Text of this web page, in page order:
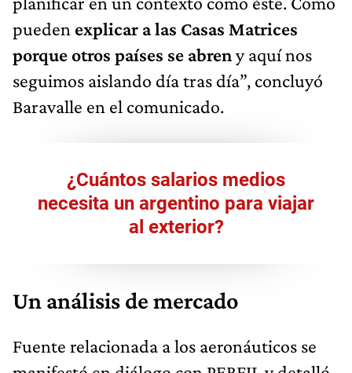
pueden explicar a las Casas Matrices
porque otros países se abreny aquí nos
seguimos aislando día tras día”, concluyó
Baravalle en el comunicado.
¿Cuántos salarios medios
necesita un argentino para viajar
al exterior?
Un análisis de mercado
Fuente relacionada a los aeronáuticos se